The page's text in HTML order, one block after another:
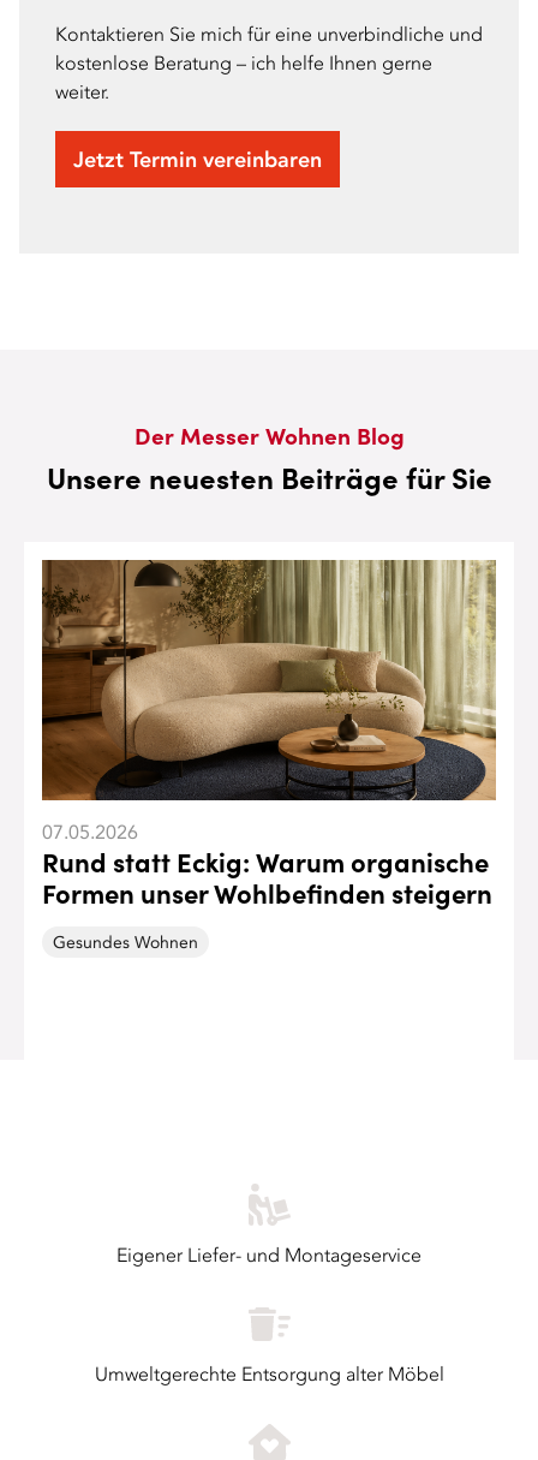
Kontaktieren Sie mich für eine unverbindliche und
kostenlose Beratung – ich helfe Ihnen gerne
weiter.
Jetzt Termin vereinbaren
Der Messer Wohnen Blog
Unsere neuesten Beiträge für Sie
07.05.2026
Rund statt Eckig: Warum organische
Formen unser Wohlbefinden steigern
Gesundes Wohnen
Eigener Liefer- und Montageservice
Umweltgerechte Entsorgung alter Möbel